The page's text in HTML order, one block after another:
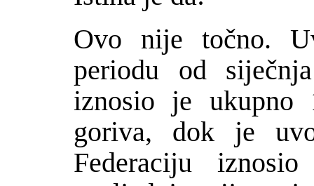
Ovo nije točno.
periodu od siječ
iznosio je ukupno
goriva, dok je
Federaciju